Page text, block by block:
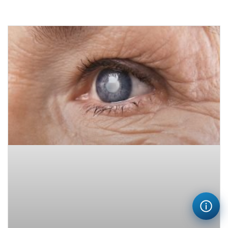
Trường hợp Quý khách có Mã số Đơn vị có Quan hệ với
Ngân sách, Quý khách vui lòng cung cấp Mã số Đơn vị có
Quan hệ với Ngân sách để xuất hóa đơn.
III. Lưu ý quan trọng:
Hóa đơn xuất dưới tên “Bán cho người tiêu dùng” hoặc
không đủ thông tin sẽKHÔNG
có giá trị để hạch toán chi
phí, quyết toán thuế, thanh toán bảo hiểm, thanh toán
chi phí công ty hoặc các mục đích tương tự theo quy định
của pháp luật về thuế.
📌 Để đảm bảo quyền lợi của mình, Quý khách vui
lòng chuẩn bị đầy đủ thông tin theo quy định khi yêu